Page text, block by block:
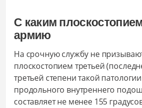
С каким
армию
На срочную службу не
плоскостопием третьей
третьей степени такой
продольного внутреннего
составляет не менее 155